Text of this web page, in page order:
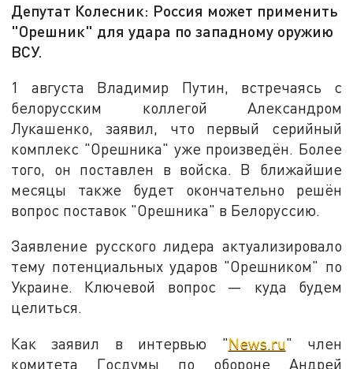
Депутат Колесник: Россия может применить
"Орешник" для удара по западному оружию
ВСУ.
1 августа Владимир Путин, встречаясь с
белорусским коллегой Александром
Лукашенко, заявил, что первый серийный
комплекс "Орешника" уже произведён. Более
того, он поставлен в войска. В ближайшие
месяцы также будет окончательно решён
вопрос поставок "Орешника" в Белоруссию.
Заявление русского лидера актуализировало
тему потенциальных ударов "Орешником" по
Украине. Ключевой вопрос — куда будем
целиться.
Как заявил в интервью "News.ru" член
комитета Госдумы по обороне Андрей